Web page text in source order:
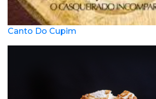
Canto Do Cupim